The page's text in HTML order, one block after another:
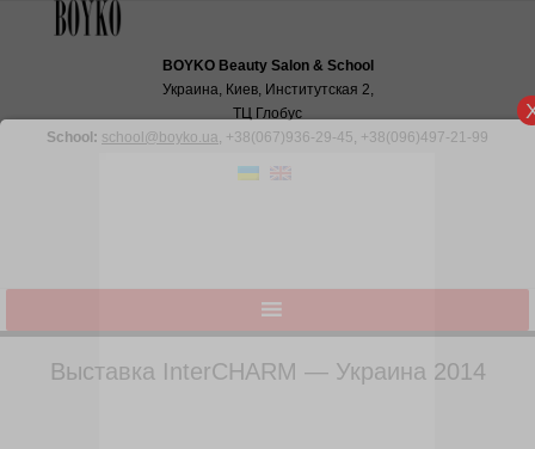
BOYKO Beauty Salon & School
Украина, Киев, Институтская 2,
ТЦ Глобус
School: school@boyko.ua,+38(067)936‑29‑45,+38(096)497‑21‑99
Выставка InterCHARM — Украина 2014